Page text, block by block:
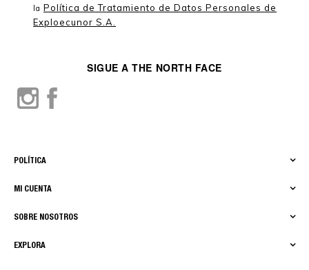
EXPLORA
SOBRE NOSOTROS
MI CUENTA
POLÍTICA
SIGUE A THE NORTH FACE
la Política de Tratamiento de Datos Personales de
Exploecunor S.A.